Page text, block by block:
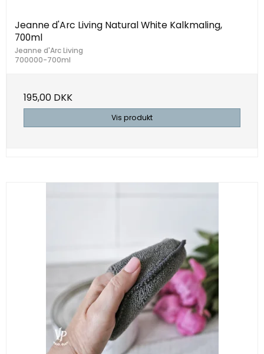
Jeanne d'Arc Living Natural White Kalkmaling,
700ml
Jeanne d'Arc Living
700000-700ml
195,00 DKK
Vis produkt